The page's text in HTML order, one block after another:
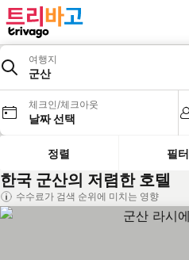
여행지
군산
체크인/체크아웃
날짜 선택
정렬 필터
한국 군산의 저렴한 호텔
수수료가 검색 순위에 미치는 영향